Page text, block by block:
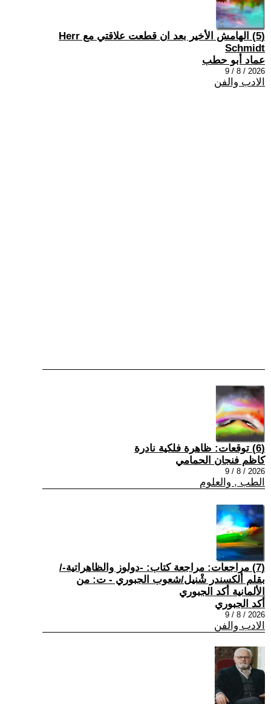
(5) الهامش الأخير بعد ان قطعت علاقتي مع Herr
Schmidt
عماد أبو حطب
2026 / 8 / 9
الادب والفن
(6) توقعات: ظاهرة فلكية نادرة
كاظم فنجان الحمامي
2026 / 8 / 9
الطب , والعلوم
(7) مراجعات: مراجعة كتاب: -دولوز والظاهراتية-/
بقلم ألكسندر شْنيل/شعوب الجبوري - ت: من
الألمانية أكد الجبوري
أكد الجبوري
2026 / 8 / 9
الادب والفن